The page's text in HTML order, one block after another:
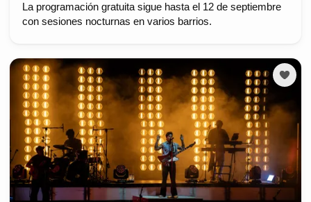
La programación gratuita sigue hasta el 12 de septiembre
con sesiones nocturnas en varios barrios.